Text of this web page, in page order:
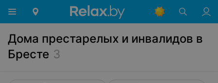
Дома престарелых и инвалидов в
Бресте 3